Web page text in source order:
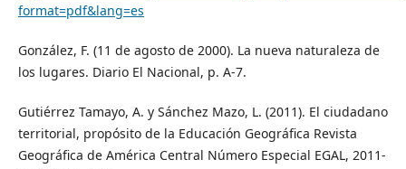
format=pdf&lang=es
González, F. (11 de agosto de 2000). La nueva naturaleza de
los lugares. Diario El Nacional, p. A-7.
Gutiérrez Tamayo, A. y Sánchez Mazo, L. (2011). El ciudadano
territorial, propósito de la Educación Geográfica Revista
Geográfica de América Central Número Especial EGAL, 2011-